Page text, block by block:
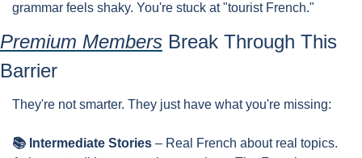
grammar feels shaky. You're stuck at "tourist French."
Premium Members Break Through This
Barrier
They're not smarter. They just have what you're missing:
📚 Intermediate Stories – Real French about real topics.